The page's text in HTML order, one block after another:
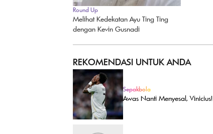
Round Up
Melihat Kedekatan Ayu Ting Ting
dengan Kevin Gusnadi
REKOMENDASI UNTUK ANDA
Sepakbola
Awas Nanti Menyesal, Vinicius!